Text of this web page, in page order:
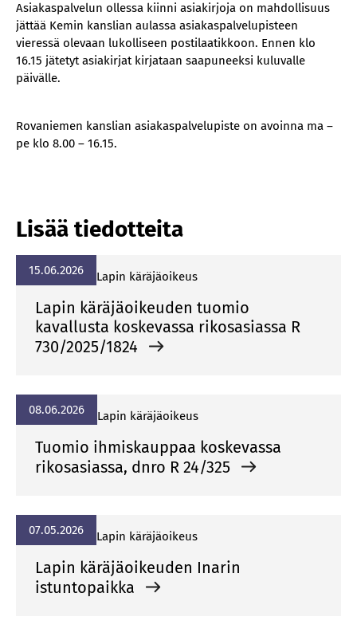
Asiakaspalvelun ollessa kiinni asiakirjoja on mahdollisuus
jättää Kemin kanslian aulassa asiakaspalvelupisteen
vieressä olevaan lukolliseen postilaatikkoon. Ennen klo
16.15 jätetyt asiakirjat kirjataan saapuneeksi kuluvalle
päivälle.
Rovaniemen kanslian asiakaspalvelupiste on avoinna ma –
pe klo 8.00 – 16.15.
Lisää tiedotteita
15.06.2026 La­pin kä­rä­jä­oi­keus
Lapin käräjäoikeuden tuomio
kavallusta koskevassa rikosasiassa R
730/2025/1824
08.06.2026 La­pin kä­rä­jä­oi­keus
Tuomio ihmiskauppaa koskevassa
rikosasiassa, dnro R 24/325
07.05.2026 La­pin kä­rä­jä­oi­keus
Lapin käräjäoikeuden Inarin
istuntopaikka